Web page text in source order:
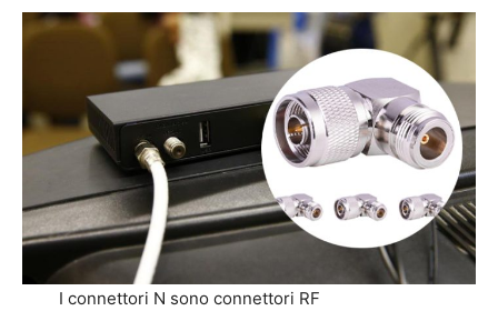
I connettori N sono connettori RF